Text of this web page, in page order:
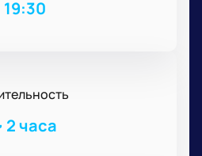
19:30
2 часа